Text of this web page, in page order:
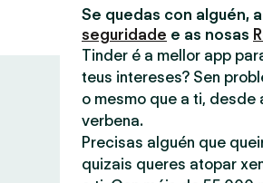
Se quedas con alguén,
seguridade e as nosas
Tinder é a mellor app
teus intereses? Sen
o mesmo que a ti,
verbena.
Precisas alguén que
quizais queres atopar